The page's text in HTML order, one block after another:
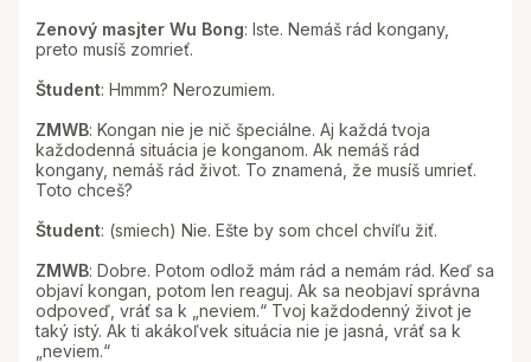
Zenový masjter Wu Bong: Iste. Nemáš rád kongany,
preto musíš zomrieť.
Študent: Hmmm? Nerozumiem.
ZMWB: Kongan nie je nič špeciálne. Aj každá tvoja
každodenná situácia je konganom. Ak nemáš rád
kongany, nemáš rád život. To znamená, že musíš umrieť.
Toto chceš?
Študent: (smiech) Nie. Ešte by som chcel chvíľu žiť.
ZMWB: Dobre. Potom odlož mám rád a nemám rád. Keď sa
objaví kongan, potom len reaguj. Ak sa neobjaví správna
odpoveď, vráť sa k „neviem.“ Tvoj každodenný život je
taký istý. Ak ti akákoľvek situácia nie je jasná, vráť sa k
„neviem.“